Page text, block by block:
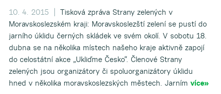
10. 4. 2015 |
Tisková zpráva Strany zelených v
Moravskoslezském kraji: Moravskoslezští zelení se pustí do
jarního úklidu černých skládek ve svém okolí. V sobotu 18.
dubna se na několika místech našeho kraje aktivně zapojí
do celostátní akce „Ukliďme Česko“. Členové Strany
zelených jsou organizátory či spoluorganizátory úklidu
hned v několika moravskoslezských městech. Jarním více»